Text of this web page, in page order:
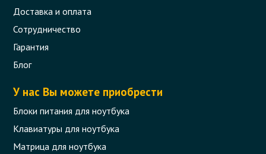
Доставка и оплата
Сотрудничество
Гарантия
Блог
У нас Вы можете приобрести
Блоки питания для ноутбука
Клавиатуры для ноутбука
Матрица для ноутбука